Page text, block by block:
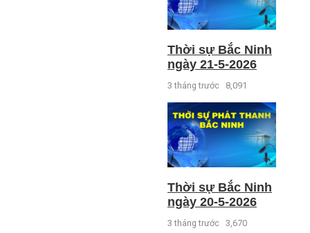
Thời sự Bắc Ninh
ngày 21-5-2026
3 tháng trước 8,091
Thời sự Bắc Ninh
ngày 20-5-2026
3 tháng trước 3,670